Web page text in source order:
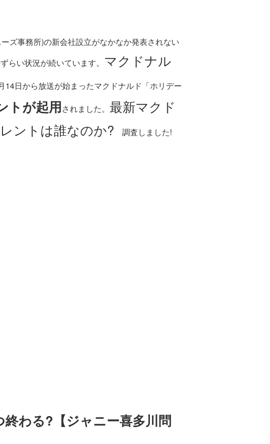
ズ事務所)の新会社設立がなかなか発表されない
らい状況が続いています。 マクドナル
日から放送が始まったマクドナルド「ホリデー
トが起用されました。 最新マクド
ントは誰なのか? 調査しました!
わる?【ジャニー喜多川問